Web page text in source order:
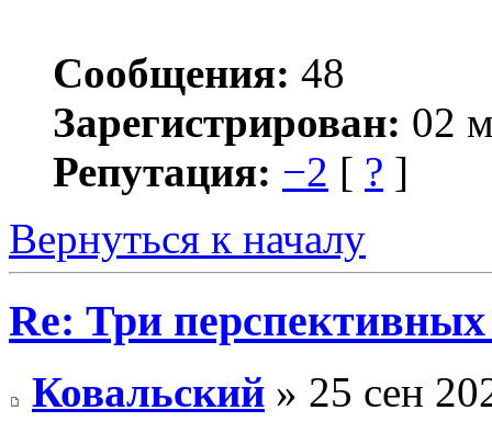
Сообщения: 48
Зарегистрирован: 02
Репутация: −2 [ ? ]
Вернуться к началу
Re: Три
Ковальский » 25 сен